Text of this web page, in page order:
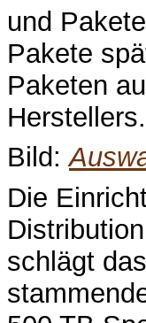
und
Pakete
Paketen
Herstellers.
Bild:
Die
schlägt